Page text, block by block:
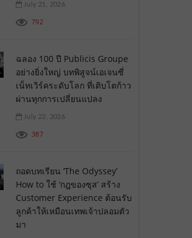
July 21, 2026
792
ฉลอง 100 ปี Publicis Groupe
อย่างยิ่งใหญ่ บทพิสูจน์เอเจนซี่
เน็ทเวิร์คระดับโลก ที่เติบโตก้าว
ผ่านทุกการเปลี่ยนแปลง
July 22, 2026
387
ถอดบทเรียน ‘The Odyssey’
How to ใช้ ‘กฎของซุส’ สร้าง
Customer Experience ต้อนรับ
ลูกค้าให้เหมือนเทพเจ้าปลอมตัว
มา